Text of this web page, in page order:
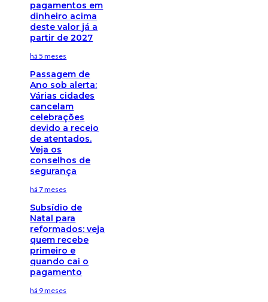
pagamentos em
dinheiro acima
deste valor já a
partir de 2027
há 5 meses
Passagem de
Ano sob alerta:
Várias cidades
cancelam
celebrações
devido a receio
de atentados.
Veja os
conselhos de
segurança
há 7 meses
Subsídio de
Natal para
reformados: veja
quem recebe
primeiro e
quando cai o
pagamento
há 9 meses